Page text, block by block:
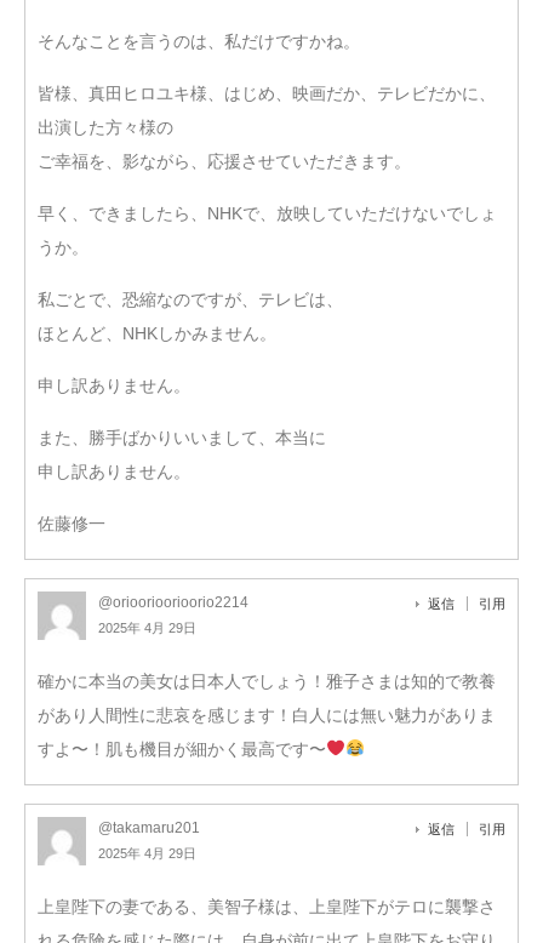
そんなことを言うのは、私だけですかね。
皆様、真田ヒロユキ様、はじめ、映画だか、テレビだかに、
出演した方々様の
ご幸福を、影ながら、応援させていただきます。
早く、できましたら、NHKで、放映していただけないでしょ
うか。
私ごとで、恐縮なのですが、テレビは、
ほとんど、NHKしかみません。
申し訳ありません。
また、勝手ばかりいいまして、本当に
申し訳ありません。
佐藤修一
@orioorioorioorio2214
2025年 4月 29日
返信 引用
確かに本当の美女は日本人でしょう！雅子さまは知的で教養
があり人間性に悲哀を感じます！白人には無い魅力がありま
すよ〜！肌も機目が細かく最高です〜
@takamaru201
2025年 4月 29日
返信 引用
上皇陛下の妻である、美智子様は、上皇陛下がテロに襲撃さ